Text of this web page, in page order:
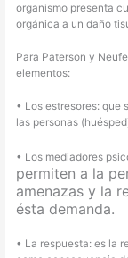
organismo presenta
orgánica a un daño
Para Paterson y
elementos:
• Los estresores: que
las personas
• Los mediadores
permiten a la
amenazas y la
ésta demanda.
• La respuesta: es la